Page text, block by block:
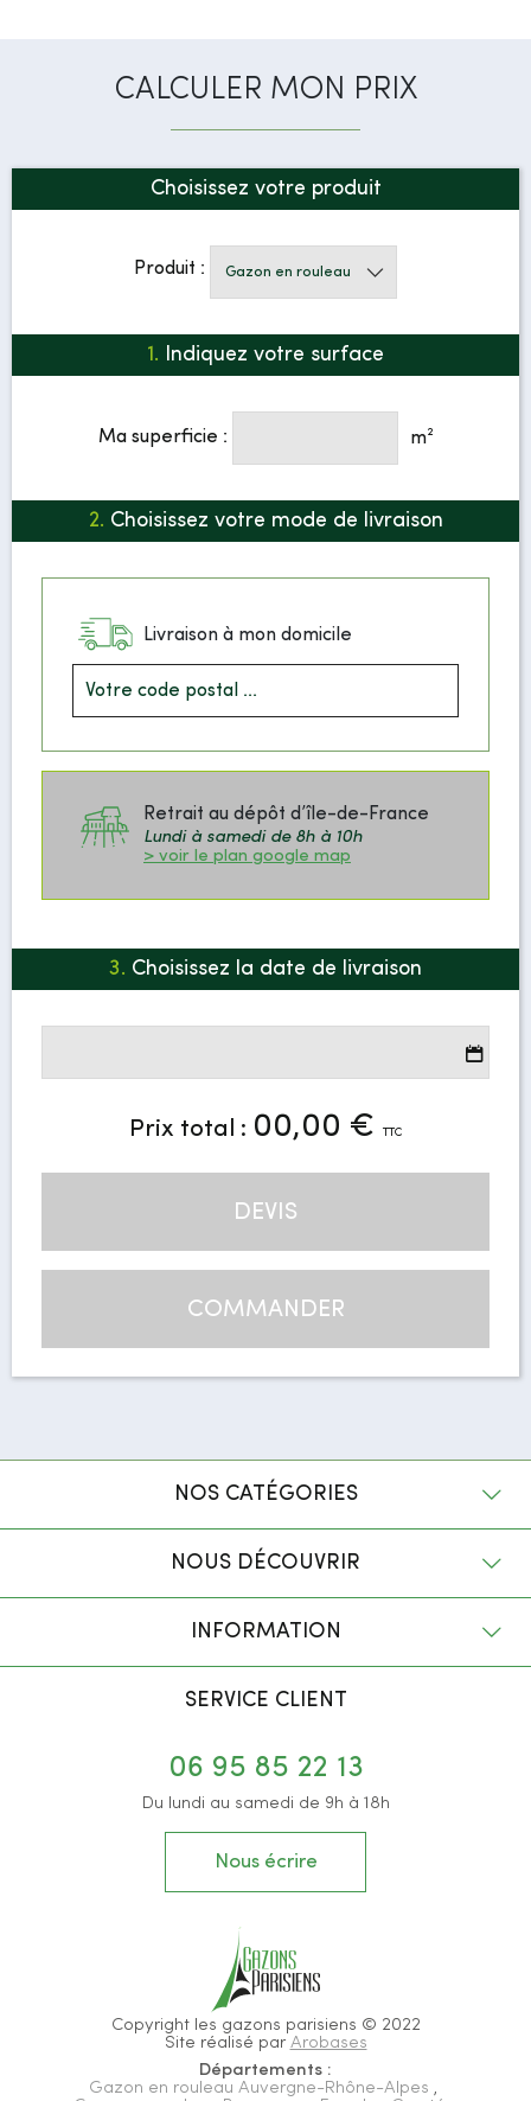
CALCULER MON PRIX
Choisissez votre produit
Produit :
1. Indiquez votre surface
Ma superficie : m²
2. Choisissez votre mode de livraison
Livraison à mon domicile
Retrait au dépôt d’île-de-France
Lundi à samedi de 8h à 10h
> voir le plan google map
3. Choisissez la date de livraison
Prix total : 00,00 € TTC
DEVIS
COMMANDER
NOS CATÉGORIES
NOUS DÉCOUVRIR
INFORMATION
SERVICE CLIENT
06 95 85 22 13
Du lundi au samedi de 9h à 18h
Nous écrire
Copyright les gazons parisiens © 2022
Site réalisé par Arobases
Départements :
Gazon en rouleau Auvergne-Rhône-Alpes ,